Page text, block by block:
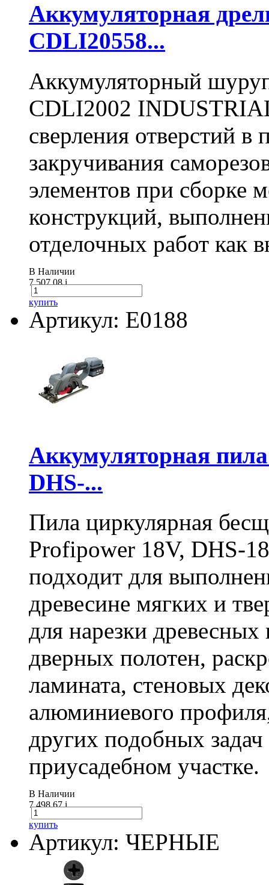
Аккумуляторная
CDLI20558...
Аккумуляторный
CDLI2002
сверления отверстий в
закручивания
элементов при сборке
конструкций,
отделочных работ как
В Наличии
7 507.08i
купить
Артикул: E0188
Аккумуляторная
DHS-...
Пила циркулярная
Profipower 18V, DHS-
подходит для
древесине мягких и
для нарезки
дверных полотен,
ламината, стеновых
алюминиевого
других подобных
приусадебном участке.
В Наличии
7 498.67i
купить
Артикул: ЧЕРНЫЕ